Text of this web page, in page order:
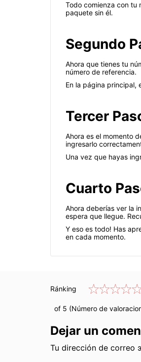
Todo comienza con tu
paquete sin él.
Segundo
Ahora que tienes tu
número de referencia.
En la página principal,
Tercer
Ahora es el momento
ingresarlo
Una vez que hayas
Cuarto
Ahora deberías ver la
espera que llegue.
Y eso es todo! Has
en cada momento.
Ránking
of 5 (Número de
Dejar un
Tu dirección de correo